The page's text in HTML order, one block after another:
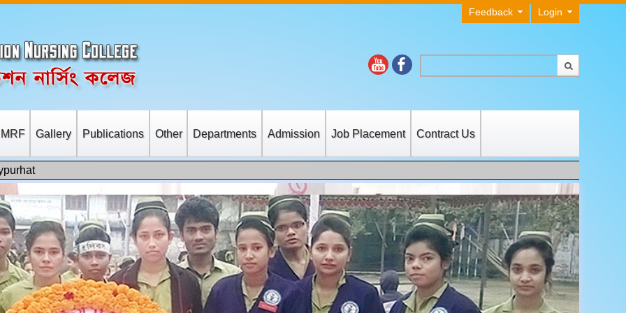
Feedback Login
Gallery Publications Other Departments Admission Job Placement Contract Us
নাস্তার জন্য এই প্যাকেট ব্যবহার করবেন।